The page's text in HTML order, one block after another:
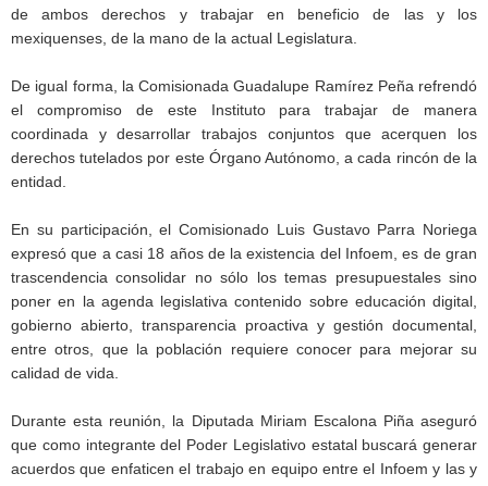
de ambos derechos y trabajar en beneficio de las y los
mexiquenses, de la mano de la actual Legislatura.
De igual forma, la Comisionada Guadalupe Ramírez Peña refrendó
el compromiso de este Instituto para trabajar de manera
coordinada y desarrollar trabajos conjuntos que acerquen los
derechos tutelados por este Órgano Autónomo, a cada rincón de la
entidad.
En su participación, el Comisionado Luis Gustavo Parra Noriega
expresó que a casi 18 años de la existencia del Infoem, es de gran
trascendencia consolidar no sólo los temas presupuestales sino
poner en la agenda legislativa contenido sobre educación digital,
gobierno abierto, transparencia proactiva y gestión documental,
entre otros, que la población requiere conocer para mejorar su
calidad de vida.
Durante esta reunión, la Diputada Miriam Escalona Piña aseguró
que como integrante del Poder Legislativo estatal buscará generar
acuerdos que enfaticen el trabajo en equipo entre el Infoem y las y